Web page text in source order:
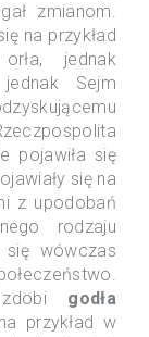
zmianom.
na przykład
jednak
Sejm
pojawiła się
się na
z upodobań
rodzaju
się wówczas
godła
przykład w